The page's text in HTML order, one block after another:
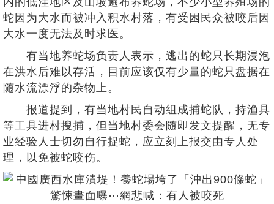
蛇因为大水而被冲入积水村落，有受困民众被咬后因
大水一度无法及时求医。
有当地养蛇场负责人表示，逃出的蛇只长期浸泡
在洪水后难以存活，目前应该仅有少量的蛇只盘据在
随水流漂浮的杂物上。
报道提到，有当地村民自动组成捕蛇队，持渔具
等工具进村搜捕，但当地村委会随即发文提醒，无专
业经验人士切勿自行捉蛇，应立刻上报交由专人处
理，以免被蛇咬伤。